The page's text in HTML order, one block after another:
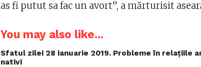
as fi putut sa fac un avort”, a mărturisit
You may also like...
Sfatul zilei 28 ianuarie 2019. Probleme în relațiile
nativi